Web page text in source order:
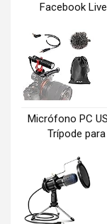
Facebook
Micrófono PC
Trípode